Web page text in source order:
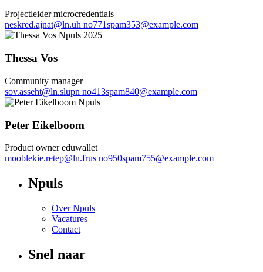
Projectleider microcredentials
neskred.ajnat@ln.uh no771spam353@example.com
Thessa Vos
Community manager
sov.asseht@ln.slupn no413spam840@example.com
Peter Eikelboom
Product owner eduwallet
mooblekie.retep@ln.frus no950spam755@example.com
Npuls
Over Npuls
Vacatures
Contact
Snel naar